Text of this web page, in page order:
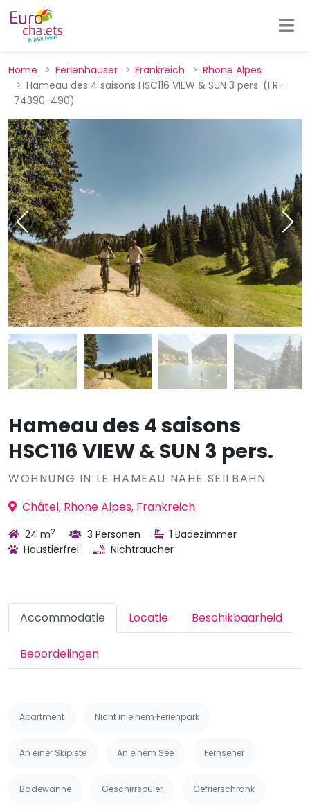
Home Ferienhauser Frankreich
Rhone Alpes
Hameau des 4 saisons HSC116 VIEW & SUN 3 pers. (FR-
74390-490)
Hameau des 4 saisons
HSC116 VIEW & SUN 3 pers.
WOHNUNG IN LE HAMEAU NAHE SEILBAHN
Châtel, Rhone Alpes, Frankreich
24 m2 3 Personen
1 Badezimmer
Haustierfrei
Nichtraucher
Accommodatie Locatie Beschikbaarheid
Beoordelingen
Apartment Nicht in einem Ferienpark
An einer Skipiste An einem See Fernseher
Badewanne Geschirrspüler Gefrierschrank